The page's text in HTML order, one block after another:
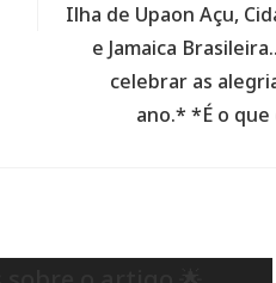
Ilha de Upaon Açu,
e Jamaica
celebrar as
ano.* *É o